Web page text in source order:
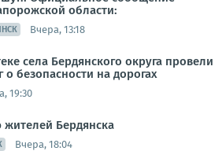
области:
Вчера, 13:18
села Бердянского округа провели
о безопасности на дорогах
19:30
Бердянска
Вчера, 18:04